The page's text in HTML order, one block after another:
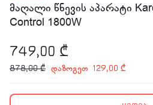
მაღალი წნევის აპარატი
Control 1800W
749,00 ₾
878,00₾ დაზოგეთ 129,00 ₾